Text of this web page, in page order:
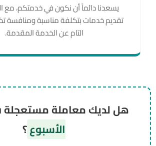
يسعدنا دائماً أن نكون في خدمتكم،
تقديم خدمات بتكلفة مناسبة ومنافسة
التام عن الخدمة المقدمة.
هل لديك معاملة
الأسبوع؟